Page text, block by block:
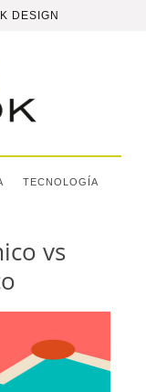
DESIGN
TECNOLOGÍA
vs